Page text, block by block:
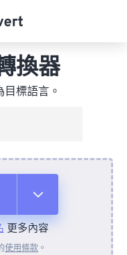
換器
標語言。
更多內容
使用條款 。